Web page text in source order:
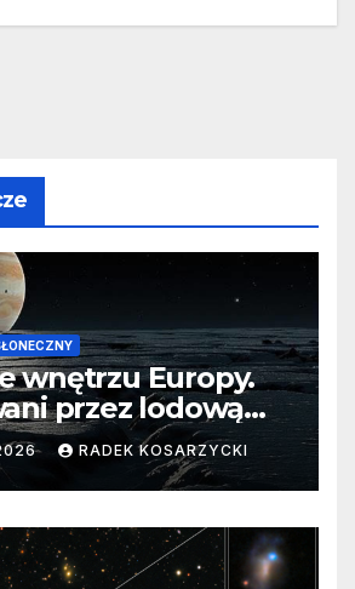
wnętrzu Europy.
przez lodową
RADEK KOSARZYCKI